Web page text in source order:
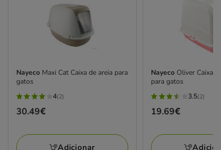
Nayeco Maxi Cat Caixa de areia para
gatos
4
estrelas
2
4(2)
Preço
30.49€
Adicionar
Nayeco Oliver Caixa
para gatos
3.5
estrelas
2
3.5(2)
Preço
19.69€